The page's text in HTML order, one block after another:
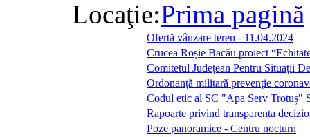
Locaţie:Prima pagină
Ofertă vânzare teren - 11.04.2024
Crucea Roșie Bacău proiect
Comitetul Județean Pentru Situații
Ordonanță militară prevenție
Codul etic al SC "Apa Serv Trotuș"
Rapoarte privind transparenta
Poze panoramice - Centru nocturn